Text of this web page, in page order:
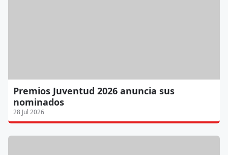
Premios Juventud 2026 anuncia sus
nominados
28 Jul 2026